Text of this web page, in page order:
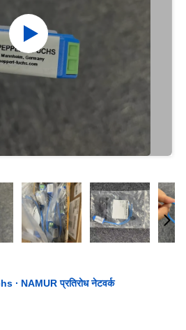
∙ NAMUR प्रतिरोध नेटवर्क